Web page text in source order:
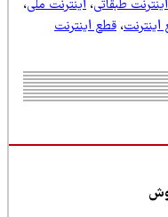
طبقاتی،اینترنت ملی،
،قطع اینترنت